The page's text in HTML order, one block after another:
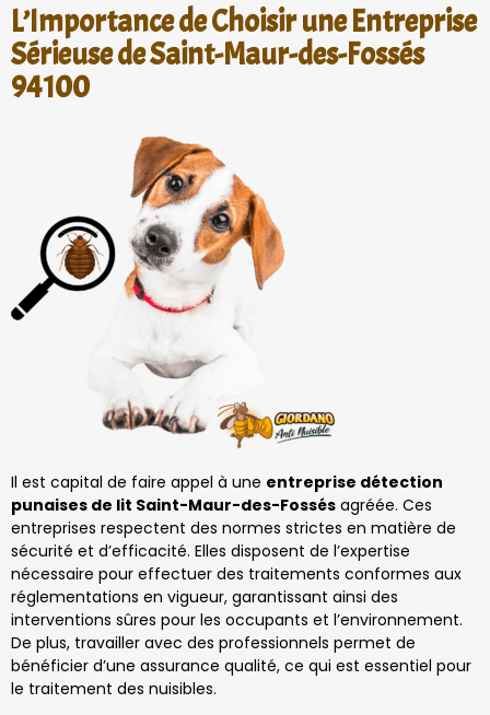
L’Importance de Choisir une Entreprise
Sérieuse de Saint-Maur-des-Fossés
94100
Il est capital de faire appel à une entreprise détection
punaises de lit Saint-Maur-des-Fossés agréée. Ces
entreprises respectent des normes strictes en matière de
sécurité et d’efficacité. Elles disposent de l’expertise
nécessaire pour effectuer des traitements conformes aux
réglementations en vigueur, garantissant ainsi des
interventions sûres pour les occupants et l’environnement.
De plus, travailler avec des professionnels permet de
bénéficier d’une assurance qualité, ce qui est essentiel pour
le traitement des nuisibles.